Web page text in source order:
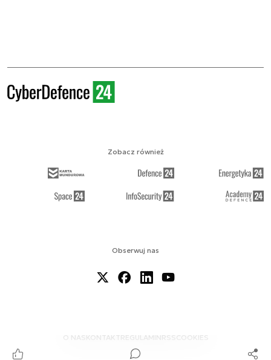
Obserwuj nas
O NAS KONTAKTREGULAMINRSS COOKIES
Zobacz również